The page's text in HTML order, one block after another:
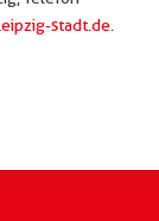
stadt.de